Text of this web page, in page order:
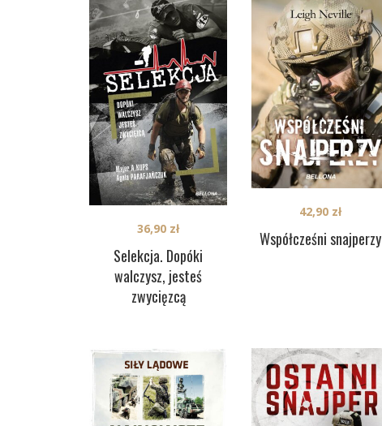
Selekcja. Dopóki
walczysz, jesteś
zwycięzcą
36,90 zł Współcześni snajperzy
42,90 zł